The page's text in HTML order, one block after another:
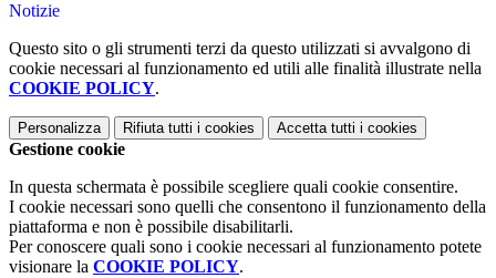
Notizie
Questo sito o gli strumenti terzi da questo utilizzati si avvalgono di
cookie necessari al funzionamento ed utili alle finalità illustrate nella
COOKIE POLICY.
Personalizza Rifiuta tutti i cookies Accetta tutti i cookies
Gestione cookie
In questa schermata è possibile scegliere quali cookie consentire.
I cookie necessari sono quelli che consentono il funzionamento della
piattaforma e non è possibile disabilitarli.
Per conoscere quali sono i cookie necessari al funzionamento potete
visionare la COOKIE POLICY.